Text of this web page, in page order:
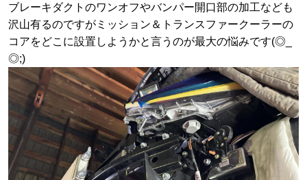
ブレーキダクトのワンオフやバンパー開口部の加工なども
沢山有るのですがミッション＆トランスファークーラーの
コアをどこに設置しようかと言うのが最大の悩みです(◎_
◎;)